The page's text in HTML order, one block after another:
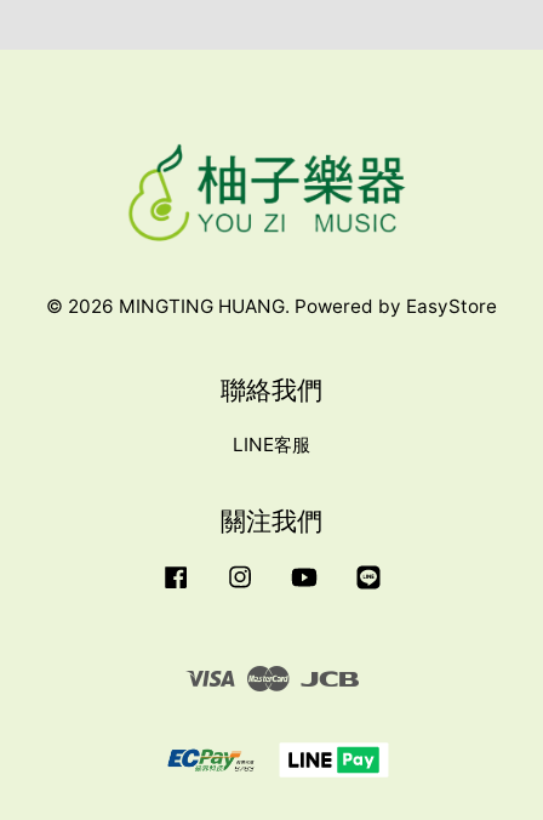
© 2026 MINGTING HUANG. Powered by EasyStore
聯絡我們
LINE客服
關注我們
FacebookInstagramYouTube
Visa Master JCB